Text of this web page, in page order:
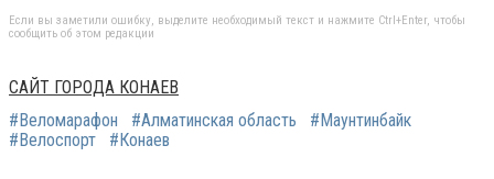
Если вы заметили ошибку, выделите необходимый текст и нажмите Ctrl+Enter, чтобы
сообщить об этом редакции
САЙТ ГОРОДА КОНАЕВ
#Веломарафон
#Алматинская область
#Маунтинбайк
#Велоспорт
#Конаев